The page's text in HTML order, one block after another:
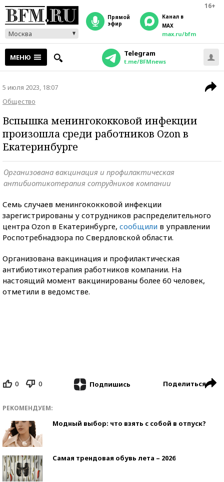
16+
Москва
прямой
эфир
Канал в
MAX
max.ru/bfm
МЕНЮ Telegram
t.me/BFMnews
5 июля 2023, 18:07
Общество
Вспышка менингококковой инфекции
произошла среди работников Ozon в
Екатеринбурге
Организована вакцинация и профилактическая
антибиотикотерапия сотрудников компании
Семь случаев менингококковой инфекции
зарегистрированы у сотрудников распределительного
центра Ozon в Екатеринбурге, сообщили в управлении
Роспотребнадзора по Свердловской области.
Организована вакцинация и профилактическая
антибиотикотерапия работников компании. На
настоящий момент вакцинированы более 60 человек,
отметили в ведомстве.
0 0 Подпишись Поделиться
РЕКОМЕНДУЕМ:
Модный выбор: что взять с собой в отпуск?
Самая трендовая обувь лета – 2026